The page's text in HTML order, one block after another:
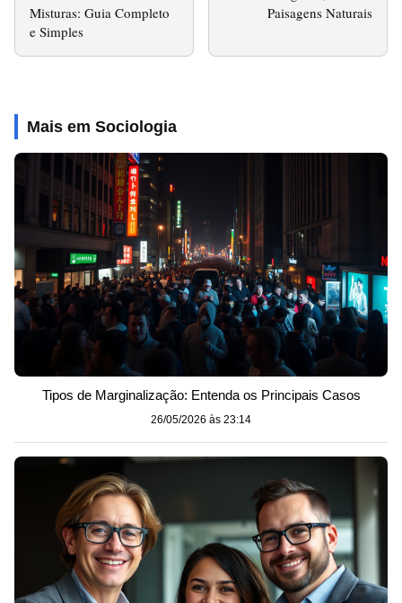
Misturas: Guia Completo
e Simples
Paisagens Naturais
Mais em Sociologia
Tipos de Marginalização: Entenda os Principais Casos
26/05/2026 às 23:14